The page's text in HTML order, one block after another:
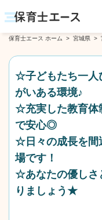
保育士エース ホーム > 宮城県 >
☆子どもたち一人
がいある環境♪
☆充実した教育体
で安心◎
☆日々の成長を間
場です！
☆あなたの優しさ
りましょう★